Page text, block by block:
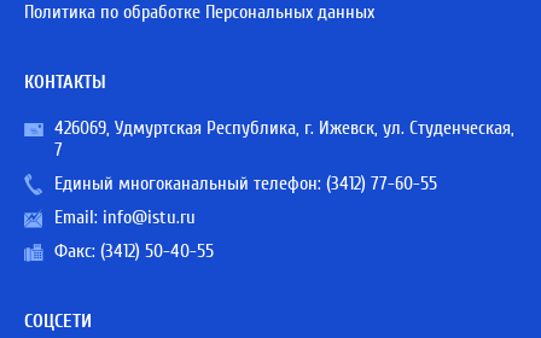
Политика по обработке Персональных данных
КОНТАКТЫ
426069, Удмуртская Республика, г. Ижевск, ул. Студенческая,
7
Единый многоканальный телефон: (3412) 77-60-55
Email: info@istu.ru
Факс: (3412) 50-40-55
СОЦСЕТИ